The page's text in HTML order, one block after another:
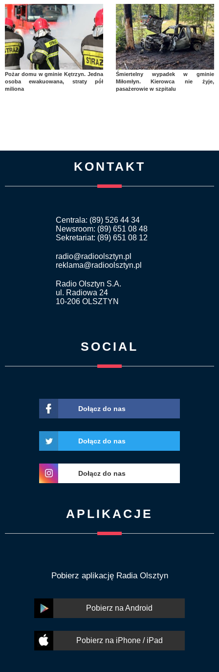
Pożar domu w gminie Kętrzyn. Jedna
osoba ewakuowana, straty pół
miliona
Śmiertelny wypadek w gminie
Miłomłyn. Kierowca nie żyje,
pasażerowie w szpitalu
KONTAKT
Centrala: (89) 526 44 34
Newsroom: (89) 651 08 48
Sekretariat: (89) 651 08 12
radio@radioolsztyn.pl
reklama@radioolsztyn.pl
Radio Olsztyn S.A.
ul. Radiowa 24
10-206 OLSZTYN
SOCIAL
Dołącz do nas
Dołącz do nas
Dołącz do nas
APLIKACJE
Pobierz aplikację Radia Olsztyn
Pobierz na Android
Pobierz na iPhone / iPad